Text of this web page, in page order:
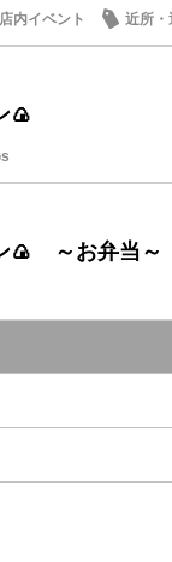
店内イベント 近所・
🍙
🍙 ～お弁当～